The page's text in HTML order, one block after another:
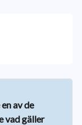
av de
vad gäller